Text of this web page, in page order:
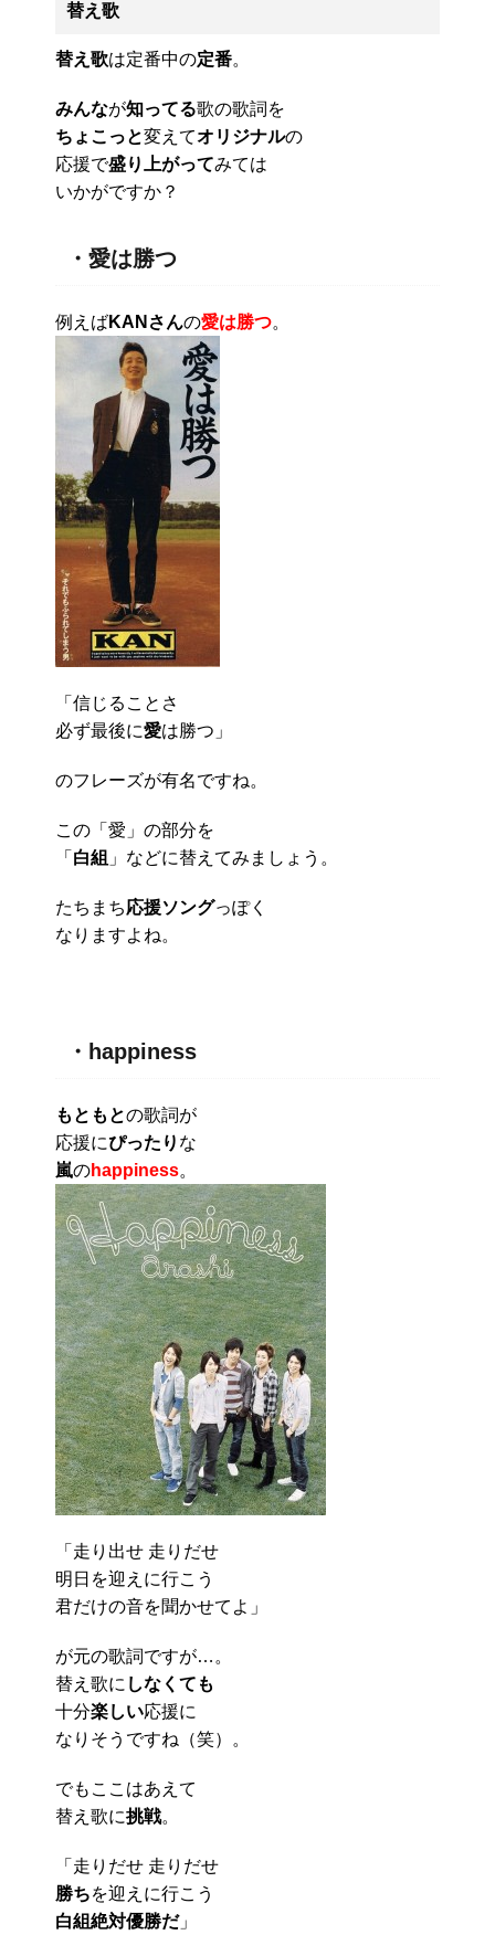
替え歌
替え歌は定番中の定番。
みんなが知ってる歌の歌詞を
ちょこっと変えてオリジナルの
応援で盛り上がってみては
いかがですか？
・愛は勝つ
例えばKANさんの愛は勝つ。
「信じることさ
必ず最後に愛は勝つ」
のフレーズが有名ですね。
この「愛」の部分を
「 白組 」などに替えてみましょう。
たちまち応援ソングっぽく
なりますよね。
・happiness
もともとの歌詞が
応援にぴったり な
嵐のhappiness。
「走り出せ 走りだせ
明日を迎えに行こう
君だけの音を聞かせてよ」
が元の歌詞ですが…。
替え歌に しなくても
十分楽しい応援に
なりそうですね（笑）。
でもここはあえて
替え歌に挑戦。
「走りだせ 走りだせ
勝ちを迎えに行こう
白組絶対優勝だ」